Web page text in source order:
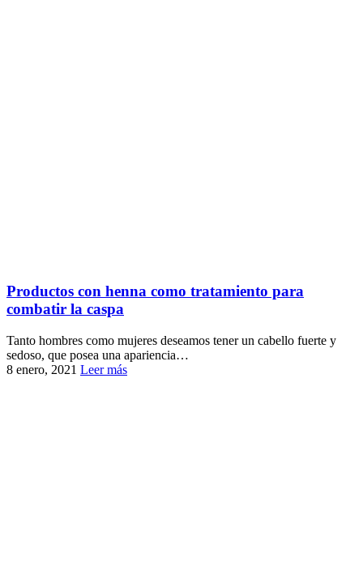
Productos con henna como tratamiento para
combatir la caspa
Tanto hombres como mujeres deseamos tener un cabello fuerte y
sedoso, que posea una apariencia…
8 enero, 2021 Leer más